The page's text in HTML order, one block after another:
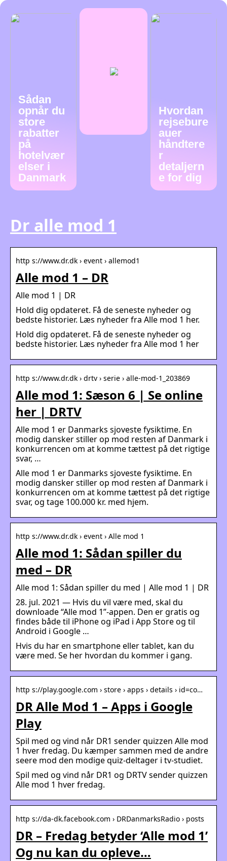
Sådan
opnår du
store
rabatter
på
hotelvær
elser i
Danmark
Hvordan
rejsebure
auer
håndtere
r
detaljern
e for dig
Dr alle mod 1
http s://www.dr.dk › event › allemod1
Alle mod 1 – DR
Alle mod 1 | DR
Hold dig opdateret. Få de seneste nyheder og
bedste historier. Læs nyheder fra Alle mod 1 her.
Hold dig opdateret. Få de seneste nyheder og
bedste historier. Læs nyheder fra Alle mod 1 her
http s://www.dr.dk › drtv › serie › alle-mod-1_203869
Alle mod 1: Sæson 6 | Se online
her | DRTV
Alle mod 1 er Danmarks sjoveste fysiktime. En
modig dansker stiller op mod resten af Danmark i
konkurrencen om at komme tættest på det rigtige
svar, …
Alle mod 1 er Danmarks sjoveste fysiktime. En
modig dansker stiller op mod resten af Danmark i
konkurrencen om at komme tættest på det rigtige
svar, og tage 100.000 kr. med hjem.
http s://www.dr.dk › event › Alle mod 1
Alle mod 1: Sådan spiller du
med – DR
Alle mod 1: Sådan spiller du med | Alle mod 1 | DR
28. jul. 2021 — Hvis du vil være med, skal du
downloade “Alle mod 1”-appen. Den er gratis og
findes både til iPhone og iPad i App Store og til
Android i Google …
Hvis du har en smartphone eller tablet, kan du
være med. Se her hvordan du kommer i gang.
http s://play.google.com › store › apps › details › id=co…
DR Alle Mod 1 – Apps i Google
Play
Spil med og vind når DR1 sender quizzen Alle mod
1 hver fredag. Du kæmper sammen med de andre
seere mod den modige quiz-deltager i tv-studiet.
Spil med og vind når DR1 og DRTV sender quizzen
Alle mod 1 hver fredag.
http s://da-dk.facebook.com › DRDanmarksRadio › posts
DR – Fredag betyder ‘Alle mod 1’
Og nu kan du opleve…